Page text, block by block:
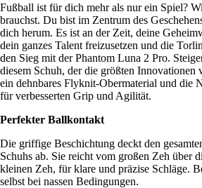
Fußball ist für dich mehr als nur ein Spiel?
brauchst. Du bist im Zentrum des
dich herum. Es ist an der Zeit, deine
dein ganzes Talent freizusetzen und die
den Sieg mit der Phantom Luna 2 Pro.
diesem Schuh, der die größten
ein dehnbares Flyknit-Obermaterial und die
für verbesserten Grip und Agilität.
Perfekter Ballkontakt
Die griffige Beschichtung deckt den
Schuhs ab. Sie reicht vom großen Zeh über
kleinen Zeh, für klare und präzise Schläge.
selbst bei nassen Bedingungen.